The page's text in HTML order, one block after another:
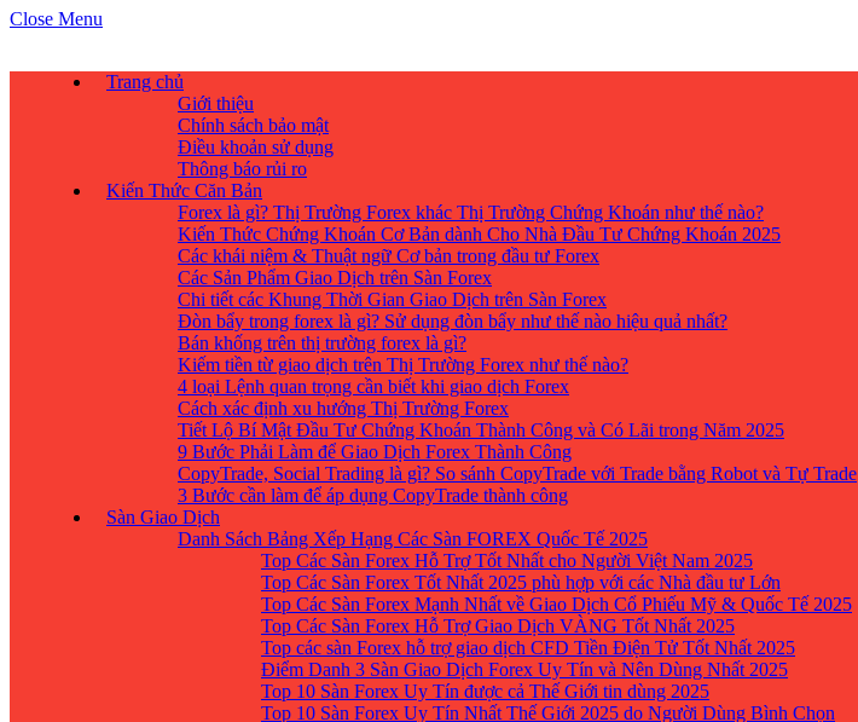
Close Menu
Trang chủ
Giới thiệu
Chính sách bảo mật
Điều khoản sử dụng
Thông báo rủi ro
Kiến Thức Căn Bản
Forex là gì? Thị Trường Forex khác Thị Trường Chứng Khoán như thế nào?
Kiến Thức Chứng Khoán Cơ Bản dành Cho Nhà Đầu Tư Chứng Khoán 2025
Các khái niệm & Thuật ngữ Cơ bản trong đầu tư Forex
Các Sản Phẩm Giao Dịch trên Sàn Forex
Chi tiết các Khung Thời Gian Giao Dịch trên Sàn Forex
Đòn bẩy trong forex là gì? Sử dụng đòn bẩy như thế nào hiệu quả nhất?
Bán khống trên thị trường forex là gì?
Kiếm tiền từ giao dịch trên Thị Trường Forex như thế nào?
4 loại Lệnh quan trọng cần biết khi giao dịch Forex
Cách xác định xu hướng Thị Trường Forex
Tiết Lộ Bí Mật Đầu Tư Chứng Khoán Thành Công và Có Lãi trong Năm 2025
9 Bước Phải Làm để Giao Dịch Forex Thành Công
CopyTrade, Social Trading là gì? So sánh CopyTrade với Trade bằng Robot và Tự Trade
3 Bước cần làm để áp dụng CopyTrade thành công
Sàn Giao Dịch
Danh Sách Bảng Xếp Hạng Các Sàn FOREX Quốc Tế 2025
Top Các Sàn Forex Hỗ Trợ Tốt Nhất cho Người Việt Nam 2025
Top Các Sàn Forex Tốt Nhất 2025 phù hợp với các Nhà đầu tư Lớn
Top Các Sàn Forex Mạnh Nhất về Giao Dịch Cổ Phiếu Mỹ & Quốc Tế 2025
Top Các Sàn Forex Hỗ Trợ Giao Dịch VÀNG Tốt Nhất 2025
Top các sàn Forex hỗ trợ giao dịch CFD Tiền Điện Tử Tốt Nhất 2025
Điểm Danh 3 Sàn Giao Dịch Forex Uy Tín và Nên Dùng Nhất 2025
Top 10 Sàn Forex Uy Tín được cả Thế Giới tin dùng 2025
Top 10 Sàn Forex Uy Tín Nhất Thế Giới 2025 do Người Dùng Bình Chọn